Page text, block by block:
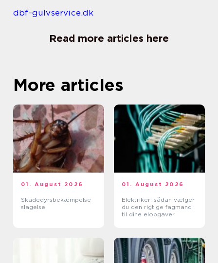
dbf-gulvservice.dk
Read more articles here
More articles
01. August 2026
Skadedyrsbekæmpelse
slagelse
01. August 2026
Elektriker: sådan vælger
du den rigtige fagmand
til dine elopgaver